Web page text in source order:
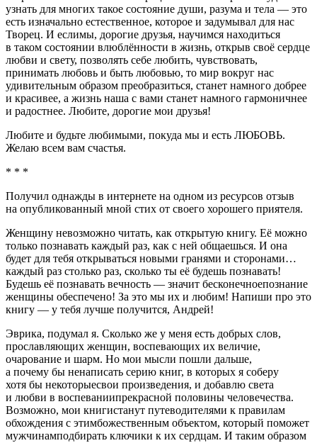
узнать для многих такое состояние души, разума и тела — это
есть изначально естественное, которое и задумывал для нас
Творец. И еслимы, дорогие друзья, научимся находиться
в таком состоянии влюблённости в жизнь, открыв своё сердце
любви и свету, позволять себе любить, чувствовать,
принимать любовь и быть любовью, то мир вокруг нас
удивительным образом преобразиться, станет намного добрее
и красивее, а жизнь наша с вами станет намного гармоничнее
и радостнее. Любите, дорогие мои друзья!
Любите и будьте любимыми, покуда мы и есть ЛЮБОВЬ.
Желаю всем вам счастья.
* * *
Получил однажды в интернете на одном из ресурсов отзыв
на опубликованный мной стих от своего хорошего приятеля.
Женщину невозможно читать, как открытую книгу. Её можно
только познавать каждый раз, как с ней общаешься. И она
будет для тебя открываться новыми гранями и сторонами…
каждый раз столько раз, сколько ты её будешь познавать!
Будешь её познавать вечность — значит бесконечноепознание
женщины обеспечено! За это мы их и любим! Напиши про это
книгу — у тебя лучше получится, Андрей!
Эврика, подумал я. Сколько же у меня есть добрых слов,
прославляющих женщин, воспевающих их величие,
очарование и шарм. Но мои мысли пошли дальше,
а почему бы ненаписать серию книг, в которых я соберу
хотя бы некоторыесвои произведения, и добавлю света
и любви в воспеваниипрекрасной половины человечества.
Возможно, мои книгистанут путеводителями к правилам
обхождения с этимбожественным объектом, который поможет
мужчинамподбирать ключики к их сердцам. И таким образом